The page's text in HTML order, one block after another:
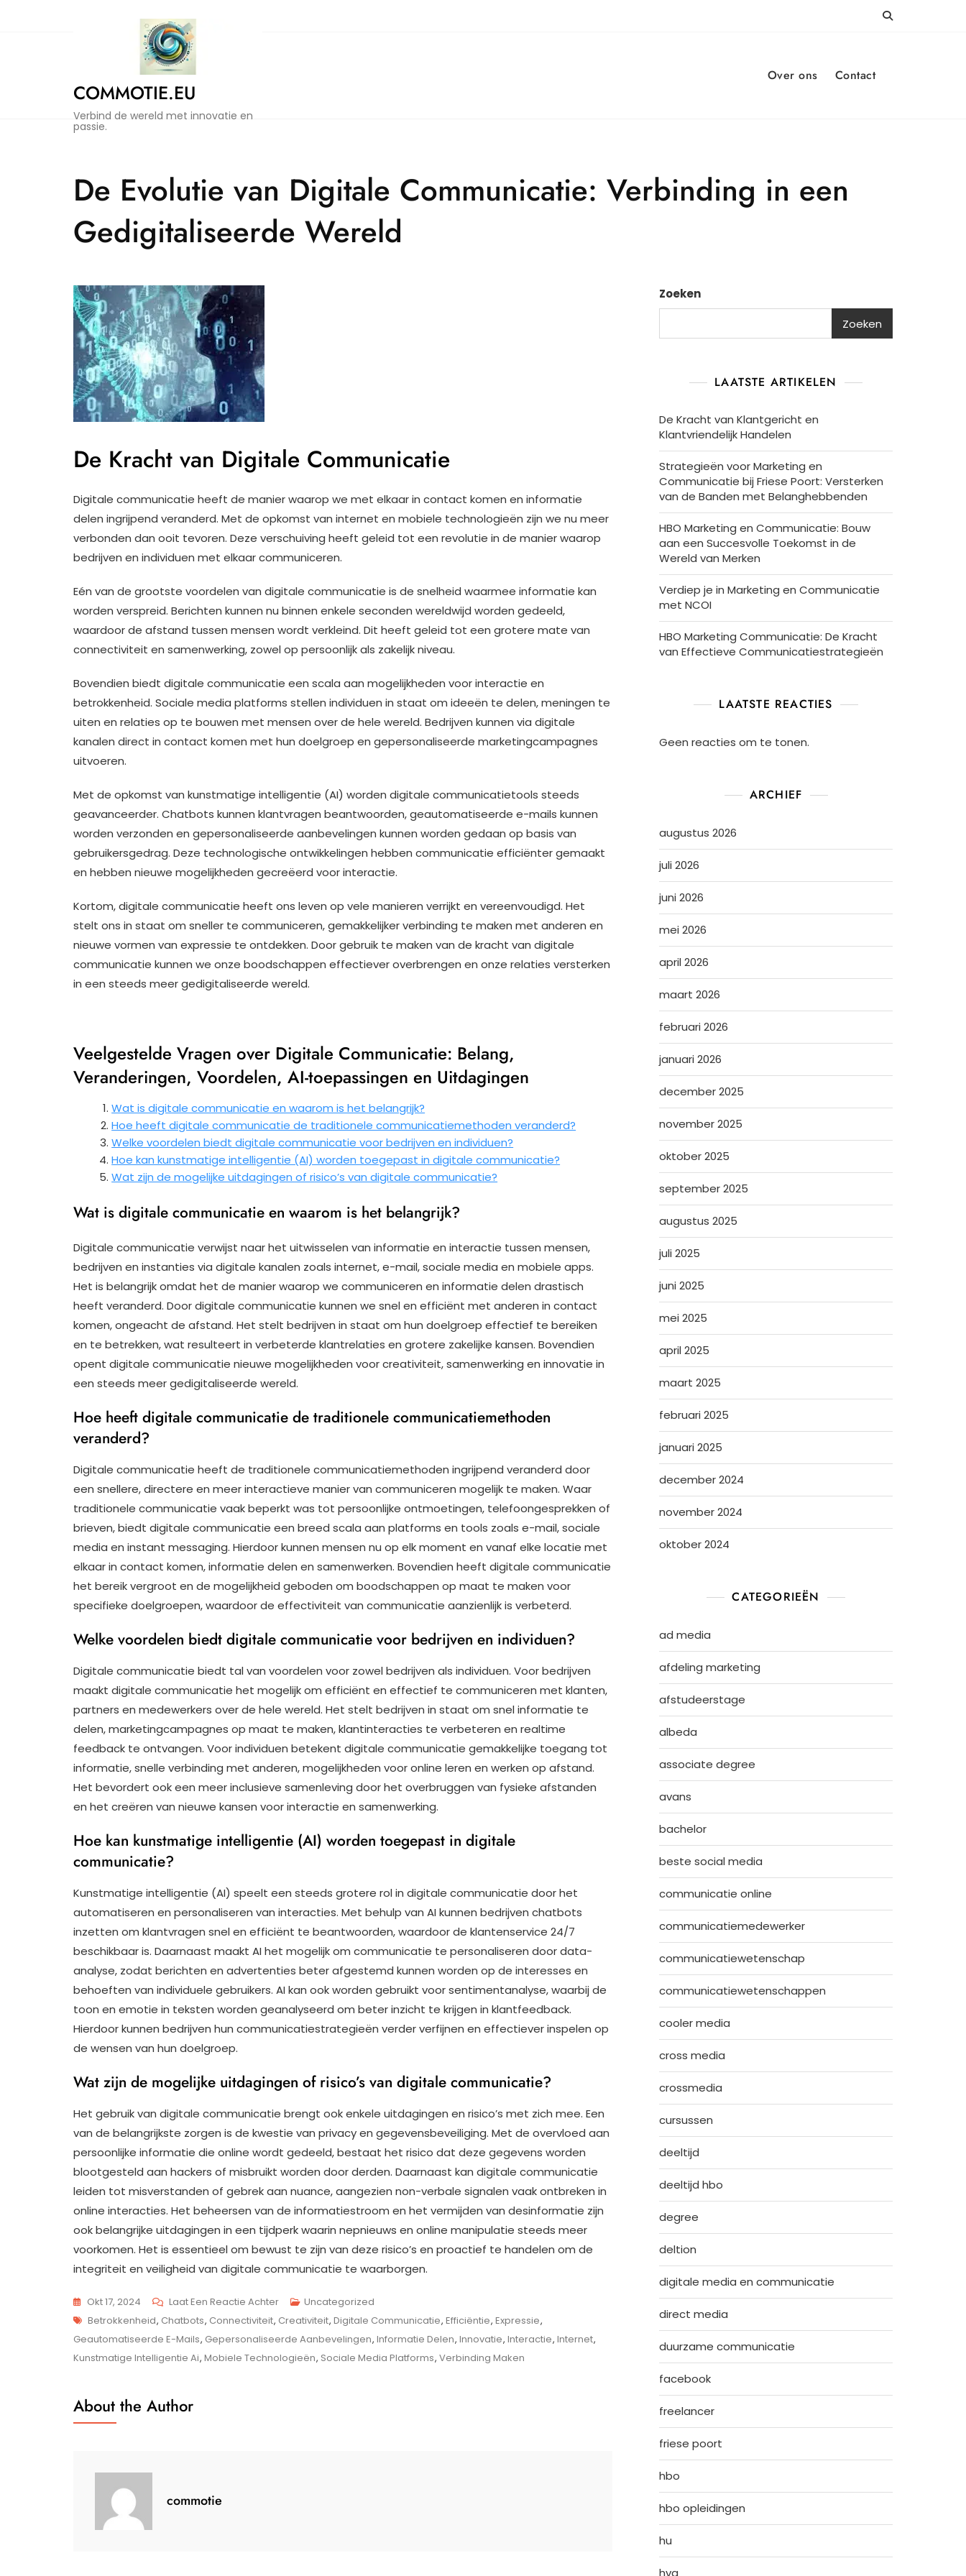
COMMOTIE.EU
Verbind de wereld met innovatie en
passie.
Over ons Contact
De Evolutie van Digitale Communicatie: Verbinding in een
Gedigitaliseerde Wereld
De Kracht van Digitale Communicatie
Digitale communicatie heeft de manier waarop we met elkaar in contact komen en informatie
delen ingrijpend veranderd. Met de opkomst van internet en mobiele technologieën zijn we nu meer
verbonden dan ooit tevoren. Deze verschuiving heeft geleid tot een revolutie in de manier waarop
bedrijven en individuen met elkaar communiceren.
Eén van de grootste voordelen van digitale communicatie is de snelheid waarmee informatie kan
worden verspreid. Berichten kunnen nu binnen enkele seconden wereldwijd worden gedeeld,
waardoor de afstand tussen mensen wordt verkleind. Dit heeft geleid tot een grotere mate van
connectiviteit en samenwerking, zowel op persoonlijk als zakelijk niveau.
Bovendien biedt digitale communicatie een scala aan mogelijkheden voor interactie en
betrokkenheid. Sociale media platforms stellen individuen in staat om ideeën te delen, meningen te
uiten en relaties op te bouwen met mensen over de hele wereld. Bedrijven kunnen via digitale
kanalen direct in contact komen met hun doelgroep en gepersonaliseerde marketingcampagnes
uitvoeren.
Met de opkomst van kunstmatige intelligentie (AI) worden digitale communicatietools steeds
geavanceerder. Chatbots kunnen klantvragen beantwoorden, geautomatiseerde e-mails kunnen
worden verzonden en gepersonaliseerde aanbevelingen kunnen worden gedaan op basis van
gebruikersgedrag. Deze technologische ontwikkelingen hebben communicatie efficiënter gemaakt
en hebben nieuwe mogelijkheden gecreëerd voor interactie.
Kortom, digitale communicatie heeft ons leven op vele manieren verrijkt en vereenvoudigd. Het
stelt ons in staat om sneller te communiceren, gemakkelijker verbinding te maken met anderen en
nieuwe vormen van expressie te ontdekken. Door gebruik te maken van de kracht van digitale
communicatie kunnen we onze boodschappen effectiever overbrengen en onze relaties versterken
in een steeds meer gedigitaliseerde wereld.
Veelgestelde Vragen over Digitale Communicatie: Belang,
Veranderingen, Voordelen, AI-toepassingen en Uitdagingen
Wat is digitale communicatie en waarom is het belangrijk?
Hoe heeft digitale communicatie de traditionele communicatiemethoden veranderd?
Welke voordelen biedt digitale communicatie voor bedrijven en individuen?
Hoe kan kunstmatige intelligentie (AI) worden toegepast in digitale communicatie?
Wat zijn de mogelijke uitdagingen of risico’s van digitale communicatie?
Wat is digitale communicatie en waarom is het belangrijk?
Digitale communicatie verwijst naar het uitwisselen van informatie en interactie tussen mensen,
bedrijven en instanties via digitale kanalen zoals internet, e-mail, sociale media en mobiele apps.
Het is belangrijk omdat het de manier waarop we communiceren en informatie delen drastisch
heeft veranderd. Door digitale communicatie kunnen we snel en efficiënt met anderen in contact
komen, ongeacht de afstand. Het stelt bedrijven in staat om hun doelgroep effectief te bereiken
en te betrekken, wat resulteert in verbeterde klantrelaties en grotere zakelijke kansen. Bovendien
opent digitale communicatie nieuwe mogelijkheden voor creativiteit, samenwerking en innovatie in
een steeds meer gedigitaliseerde wereld.
Hoe heeft digitale communicatie de traditionele communicatiemethoden
veranderd?
Digitale communicatie heeft de traditionele communicatiemethoden ingrijpend veranderd door
een snellere, directere en meer interactieve manier van communiceren mogelijk te maken. Waar
traditionele communicatie vaak beperkt was tot persoonlijke ontmoetingen, telefoongesprekken of
brieven, biedt digitale communicatie een breed scala aan platforms en tools zoals e-mail, sociale
media en instant messaging. Hierdoor kunnen mensen nu op elk moment en vanaf elke locatie met
elkaar in contact komen, informatie delen en samenwerken. Bovendien heeft digitale communicatie
het bereik vergroot en de mogelijkheid geboden om boodschappen op maat te maken voor
specifieke doelgroepen, waardoor de effectiviteit van communicatie aanzienlijk is verbeterd.
Welke voordelen biedt digitale communicatie voor bedrijven en individuen?
Digitale communicatie biedt tal van voordelen voor zowel bedrijven als individuen. Voor bedrijven
maakt digitale communicatie het mogelijk om efficiënt en effectief te communiceren met klanten,
partners en medewerkers over de hele wereld. Het stelt bedrijven in staat om snel informatie te
delen, marketingcampagnes op maat te maken, klantinteracties te verbeteren en realtime
feedback te ontvangen. Voor individuen betekent digitale communicatie gemakkelijke toegang tot
informatie, snelle verbinding met anderen, mogelijkheden voor online leren en werken op afstand.
Het bevordert ook een meer inclusieve samenleving door het overbruggen van fysieke afstanden
en het creëren van nieuwe kansen voor interactie en samenwerking.
Hoe kan kunstmatige intelligentie (AI) worden toegepast in digitale
communicatie?
Kunstmatige intelligentie (AI) speelt een steeds grotere rol in digitale communicatie door het
automatiseren en personaliseren van interacties. Met behulp van AI kunnen bedrijven chatbots
inzetten om klantvragen snel en efficiënt te beantwoorden, waardoor de klantenservice 24/7
beschikbaar is. Daarnaast maakt AI het mogelijk om communicatie te personaliseren door data-
analyse, zodat berichten en advertenties beter afgestemd kunnen worden op de interesses en
behoeften van individuele gebruikers. AI kan ook worden gebruikt voor sentimentanalyse, waarbij de
toon en emotie in teksten worden geanalyseerd om beter inzicht te krijgen in klantfeedback.
Hierdoor kunnen bedrijven hun communicatiestrategieën verder verfijnen en effectiever inspelen op
de wensen van hun doelgroep.
Wat zijn de mogelijke uitdagingen of risico’s van digitale communicatie?
Het gebruik van digitale communicatie brengt ook enkele uitdagingen en risico’s met zich mee. Een
van de belangrijkste zorgen is de kwestie van privacy en gegevensbeveiliging. Met de overvloed aan
persoonlijke informatie die online wordt gedeeld, bestaat het risico dat deze gegevens worden
blootgesteld aan hackers of misbruikt worden door derden. Daarnaast kan digitale communicatie
leiden tot misverstanden of gebrek aan nuance, aangezien non-verbale signalen vaak ontbreken in
online interacties. Het beheersen van de informatiestroom en het vermijden van desinformatie zijn
ook belangrijke uitdagingen in een tijdperk waarin nepnieuws en online manipulatie steeds meer
voorkomen. Het is essentieel om bewust te zijn van deze risico’s en proactief te handelen om de
integriteit en veiligheid van digitale communicatie te waarborgen.
Okt 17, 2024 Laat Een Reactie AchterOp
De
Evolutie
Van
Uncategorized
Tags
Betrokkenheid, Chatbots, Connectiviteit, Creativiteit, Digitale Communicatie, Efficiëntie, Expressie,
Geautomatiseerde E-Mails, Gepersonaliseerde Aanbevelingen, Informatie Delen, Innovatie, Interactie, Internet,
Kunstmatige Intelligentie Ai, Mobiele Technologieën, Sociale Media Platforms, Verbinding Maken
About the Author
commotie
Zoeken
Zoeken
LAATSTE ARTIKELEN
De Kracht van Klantgericht en
Klantvriendelijk Handelen
Strategieën voor Marketing en
Communicatie bij Friese Poort: Versterken
van de Banden met Belanghebbenden
HBO Marketing en Communicatie: Bouw
aan een Succesvolle Toekomst in de
Wereld van Merken
Verdiep je in Marketing en Communicatie
met NCOI
HBO Marketing Communicatie: De Kracht
van Effectieve Communicatiestrategieën
LAATSTE REACTIES
Geen reacties om te tonen.
ARCHIEF
augustus 2026
juli 2026
juni 2026
mei 2026
april 2026
maart 2026
februari 2026
januari 2026
december 2025
november 2025
oktober 2025
september 2025
augustus 2025
juli 2025
juni 2025
mei 2025
april 2025
maart 2025
februari 2025
januari 2025
december 2024
november 2024
oktober 2024
CATEGORIEËN
ad media
afdeling marketing
afstudeerstage
albeda
associate degree
avans
bachelor
beste social media
communicatie online
communicatiemedewerker
communicatiewetenschap
communicatiewetenschappen
cooler media
cross media
crossmedia
cursussen
deeltijd
deeltijd hbo
degree
deltion
digitale media en communicatie
direct media
duurzame communicatie
facebook
freelancer
friese poort
hbo
hbo opleidingen
hu
hva